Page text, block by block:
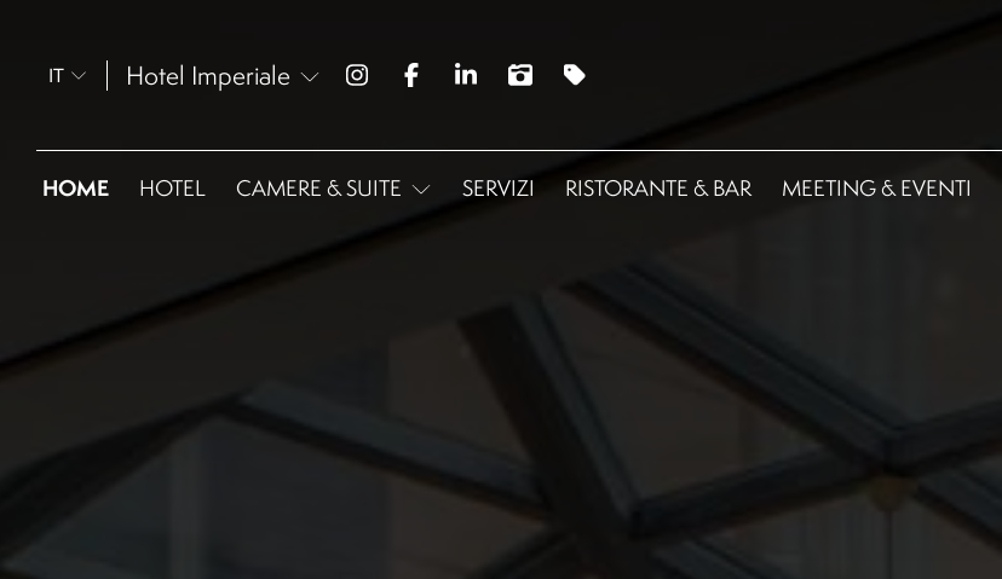
IT Hotel Imperiale
HOME HOTEL CAMERE & SUITE SERVIZI RISTORANTE & BAR MEETING & EVENTI